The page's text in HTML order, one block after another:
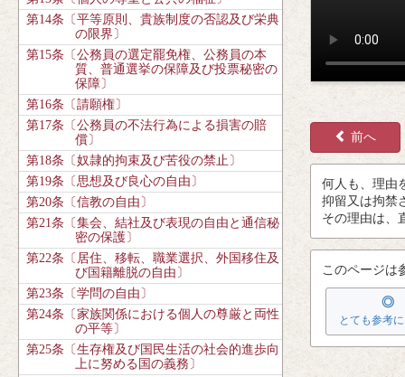
第14条〔平等原則、貴族制度の否認及び栄典
の限界〕
第15条〔公務員の選定罷免権、公務員の本
質、普通選挙の保障及び投票秘密の
保障〕
第16条〔請願権〕
第17条〔公務員の不法行為による損害の賠
償〕
第18条〔奴隷的拘束及び苦役の禁止〕
第19条〔思想及び良心の自由〕
第20条〔信教の自由〕
第21条〔集会、結社及び表現の自由と通信秘
密の保護〕
第22条〔居住、移転、職業選択、外国移住及
び国籍離脱の自由〕
第23条〔学問の自由〕
第24条〔家族関係における個人の尊厳と両性
の平等〕
第25条〔生存権及び国民生活の社会的進歩向
上に努める国の義務〕
前へ
何人 も、理由
抑留 又 は拘禁
その理由は、
このページは
◎
とても参考